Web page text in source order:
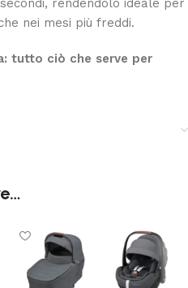
rendendolo ideale per
nei mesi più freddi.
tutto ciò che serve per